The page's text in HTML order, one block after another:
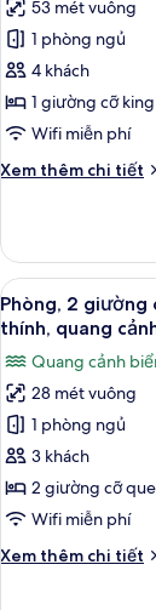
biển
Phòng
Suite,
1
phòng
ngủ,
thiết
trợ
người
khiếm
thính,
quang
cảnh
biển
53 mét vuông
1 phòng ngủ
4 khách
1 giường cỡ king
Wifi miễn phí
Xem thêm chi tiết
Chi
Phòng
Suite,
1
phòng
trang
thiết
bị
hỗ
trợ
khiếm
thính,
cảnh
Xem
tất
ảnh
Phòng,
2
giường
cỡ
queen,
thiết
6
Phòng, 2
thính, quang
Quang cảnh
28 mét vuông
1 phòng ngủ
3 khách
2 giường cỡ
Wifi miễn phí
Xem thêm chi tiết
Chi